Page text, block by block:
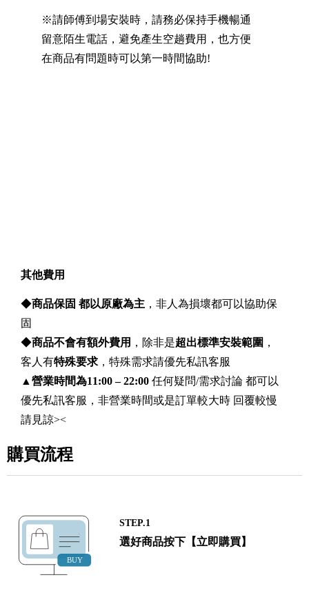
※請師傅到場安裝時，請務必保持手機暢通
留意陌生電話，避免產生空趟費用，也方便
在商品有問題時可以第一時間協助!
其他費用
◆商品保固 都以原廠為主 ，非人為損壞都可以協助保
固
◆商品不會有額外費用 ，除非是超出標準安裝範圍 ，
客人有特殊要求，特殊需求請優先私訊客服
▲營業時間為11:00 – 22:00 任何疑問/需求討論 都可以
優先私訊客服，非營業時間或是訂單較大時 回覆較慢
請見諒><
購買流程
STEP.1
選好商品按下【立即購買】